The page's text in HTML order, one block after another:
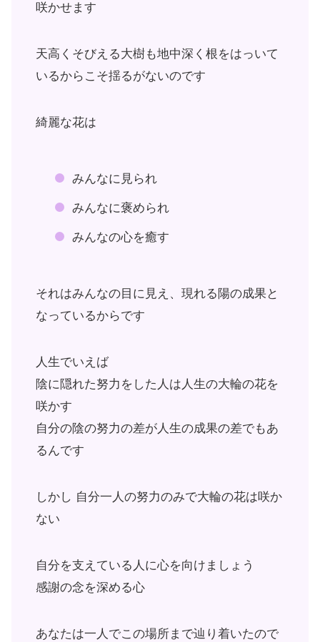
咲かせます
天高くそびえる大樹も地中深く根をはっいて
いるからこそ揺るがないのです
綺麗な花は
みんなに見られ
みんなに褒められ
みんなの心を癒す
それはみんなの目に見え、現れる陽の成果と
なっているからです
人生でいえば
陰に隠れた努力をした人は人生の大輪の花を
咲かす
自分の陰の努力の差が人生の成果の差でもあ
るんです
しかし 自分一人の努力のみで大輪の花は咲か
ない
自分を支えている人に心を向けましょう
感謝の念を深める心
あなたは一人でこの場所まで辿り着いたので